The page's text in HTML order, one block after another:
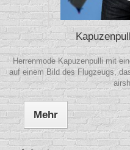
Herrenmode Kapuzenpulli mit
auf einem Bild des Flugzeugs,
Mehr